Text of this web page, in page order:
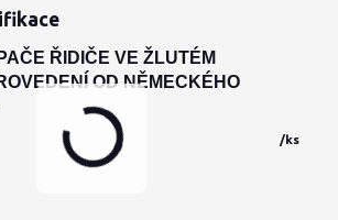
/ks
ŘIDIČE VE ŽLUTÉM
OD NĚMECKÉHO